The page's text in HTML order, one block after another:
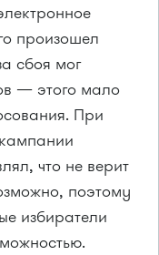
произошел
сбоя мог
— этого мало
При
что не верит
поэтому
избиратели